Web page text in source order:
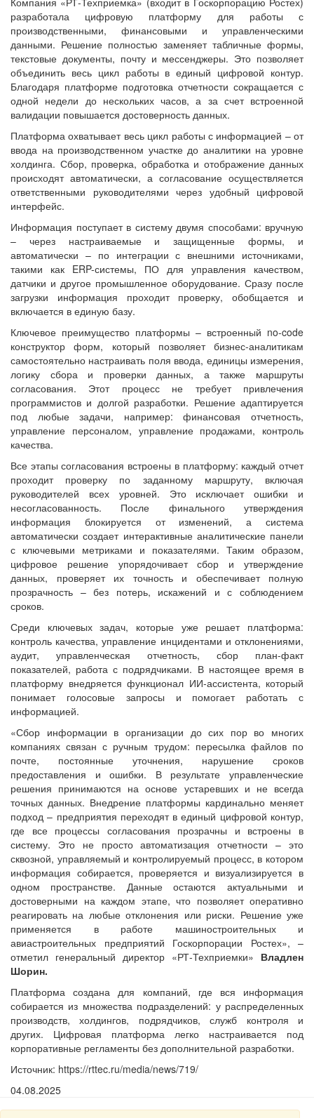
разработала цифровую платформу для работы с
производственными, финансовыми и управленческими
данными. Решение полностью заменяет табличные формы,
текстовые документы, почту и мессенджеры. Это позволяет
объединить весь цикл работы в единый цифровой контур.
Благодаря платформе подготовка отчетности сокращается с
одной недели до нескольких часов, а за счет встроенной
валидации повышается достоверность данных.
Платформа охватывает весь цикл работы с информацией – от
ввода на производственном участке до аналитики на уровне
холдинга. Сбор, проверка, обработка и отображение данных
происходят автоматически, а согласование осуществляется
ответственными руководителями через удобный цифровой
интерфейс.
Информация поступает в систему двумя способами: вручную
– через настраиваемые и защищенные формы, и
автоматически – по интеграции с внешними источниками,
такими как ERP-системы, ПО для управления качеством,
датчики и другое промышленное оборудование. Сразу после
загрузки информация проходит проверку, обобщается и
включается в единую базу.
Ключевое преимущество платформы – встроенный no-code
конструктор форм, который позволяет бизнес-аналитикам
самостоятельно настраивать поля ввода, единицы измерения,
логику сбора и проверки данных, а также маршруты
согласования. Этот процесс не требует привлечения
программистов и долгой разработки. Решение адаптируется
под любые задачи, например: финансовая отчетность,
управление персоналом, управление продажами, контроль
качества.
Все этапы согласования встроены в платформу: каждый отчет
проходит проверку по заданному маршруту, включая
руководителей всех уровней. Это исключает ошибки и
несогласованность. После финального утверждения
информация блокируется от изменений, а система
автоматически создает интерактивные аналитические панели
с ключевыми метриками и показателями. Таким образом,
цифровое решение упорядочивает сбор и утверждение
данных, проверяет их точность и обеспечивает полную
прозрачность – без потерь, искажений и с соблюдением
сроков.
Среди ключевых задач, которые уже решает платформа:
контроль качества, управление инцидентами и отклонениями,
аудит, управленческая отчетность, сбор план-факт
показателей, работа с подрядчиками. В настоящее время в
платформу внедряется функционал ИИ-ассистента, который
понимает голосовые запросы и помогает работать с
информацией.
«Сбор информации в организации до сих пор во многих
компаниях связан с ручным трудом: пересылка файлов по
почте, постоянные уточнения, нарушение сроков
предоставления и ошибки. В результате управленческие
решения принимаются на основе устаревших и не всегда
точных данных. Внедрение платформы кардинально меняет
подход – предприятия переходят в единый цифровой контур,
где все процессы согласования прозрачны и встроены в
систему. Это не просто автоматизация отчетности – это
сквозной, управляемый и контролируемый процесс, в котором
информация собирается, проверяется и визуализируется в
одном пространстве. Данные остаются актуальными и
достоверными на каждом этапе, что позволяет оперативно
реагировать на любые отклонения или риски. Решение уже
применяется в работе машиностроительных и
авиастроительных предприятий Госкорпорации Ростех», –
отметил генеральный директор «РТ-Техприемки» Владлен
Шорин.
Платформа создана для компаний, где вся информация
собирается из множества подразделений: у распределенных
производств, холдингов, подрядчиков, служб контроля и
других. Цифровая платформа легко настраивается под
корпоративные регламенты без дополнительной разработки.
Источник: https://rttec.ru/media/news/719/
04.08.2025